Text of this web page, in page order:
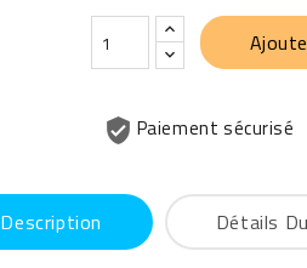
Paiement sécurisé
Description Détails